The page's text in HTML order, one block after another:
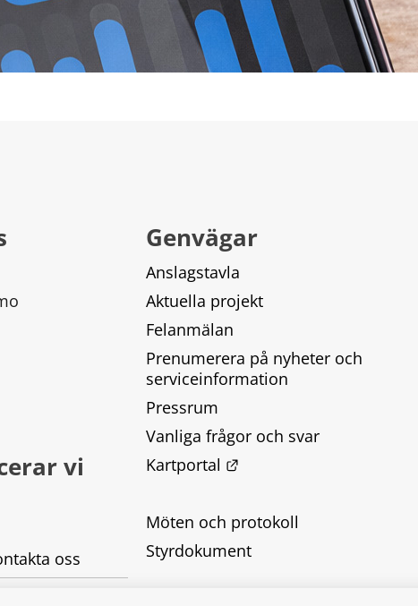
vi
oss
Genvägar
Anslagstavla
Aktuella projekt
Felanmälan
Prenumerera på nyheter och
serviceinformation
Pressrum
Vanliga frågor och svar
Kartportal
Möten och protokoll
Styrdokument